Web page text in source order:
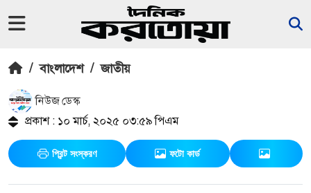
/ বাংলাদেশ / জাতীয়
নিউজ ডেস্ক
প্রকাশ : ১০ মার্চ, ২০২৫ ০৩:৫৯ পিএম
প্রিন্ট সংস্করণ ফটো কার্ড